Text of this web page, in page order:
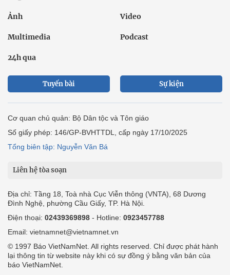
Ảnh Video
Multimedia Podcast
24h qua
Tuyến bài Sự kiện
Cơ quan chủ quản: Bộ Dân tộc và Tôn giáo
Số giấy phép: 146/GP-BVHTTDL, cấp ngày 17/10/2025
Tổng biên tập: Nguyễn Văn Bá
Liên hệ tòa soạn
Địa chỉ: Tầng 18, Toà nhà Cục Viễn thông (VNTA), 68 Dương
Đình Nghệ, phường Cầu Giấy, TP. Hà Nội.
Điện thoại: 02439369898 - Hotline: 0923457788
Email: vietnamnet@vietnamnet.vn
© 1997 Báo VietNamNet. All rights reserved. Chỉ được phát hành
lại thông tin từ website này khi có sự đồng ý bằng văn bản của
báo VietNamNet.